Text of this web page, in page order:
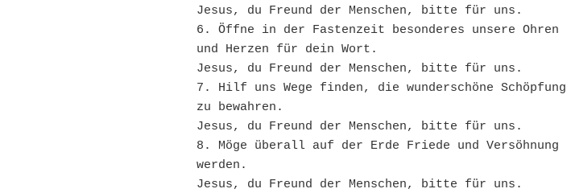
Jesus, du Freund der Menschen, bitte für uns.
6. Öffne in der Fastenzeit besonderes unsere Ohren
und Herzen für dein Wort.
Jesus, du Freund der Menschen, bitte für uns.
7. Hilf uns Wege finden, die wunderschöne Schöpfung
zu bewahren.
Jesus, du Freund der Menschen, bitte für uns.
8. Möge überall auf der Erde Friede und Versöhnung
werden.
Jesus, du Freund der Menschen, bitte für uns.